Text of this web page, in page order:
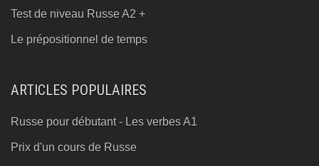
Test de niveau Russe A2 +
Le prépositionnel de temps
ARTICLES POPULAIRES
Russe pour débutant - Les verbes A1
Prix d'un cours de Russe